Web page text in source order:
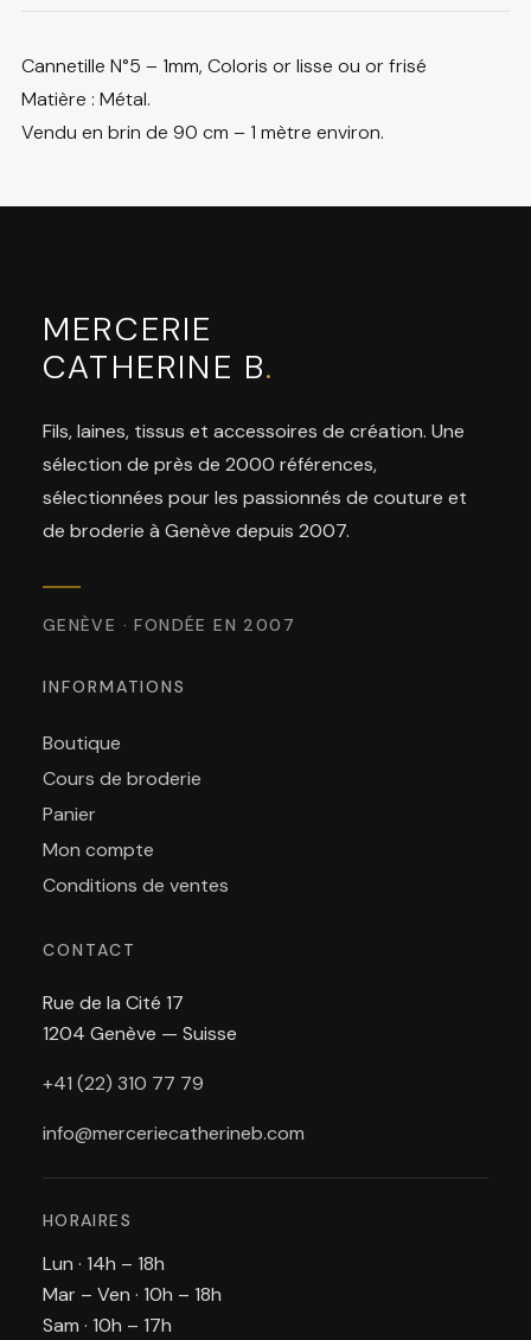
Cannetille N°5 – 1mm, Coloris or lisse ou or frisé
Matière : Métal.
Vendu en brin de 90 cm – 1 mètre environ.
MERCERIE
CATHERINE B.
Fils, laines, tissus et accessoires de création. Une
sélection de près de 2000 références,
sélectionnées pour les passionnés de couture et
de broderie à Genève depuis 2007.
GENÈVE · FONDÉE EN 2007
INFORMATIONS
Boutique
Cours de broderie
Panier
Mon compte
Conditions de ventes
CONTACT
Rue de la Cité 17
1204 Genève — Suisse
+41 (22) 310 77 79
info@merceriecatherineb.com
HORAIRES
Lun · 14h – 18h
Mar – Ven · 10h – 18h
Sam · 10h – 17h